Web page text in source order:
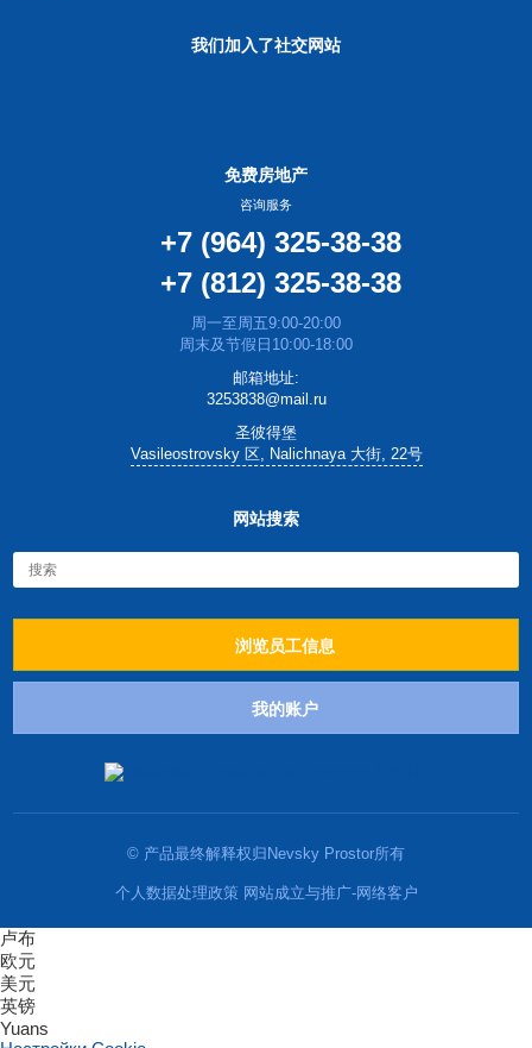
我们加入了社交网站
免费房地产
咨询服务
+7 (964) 325-38-38
+7 (812) 325-38-38
周一至周五9:00-20:00
周末及节假日10:00-18:00
邮箱地址:
3253838@mail.ru
圣彼得堡
Vasileostrovsky 区, Nalichnaya 大街, 22号
网站搜索
浏览员工信息
我的账户
© 产品最终解释权归Nevsky Prostor所有
个人数据处理政策 网站成立与推广-网络客户
卢布
欧元
美元
英镑
Yuans